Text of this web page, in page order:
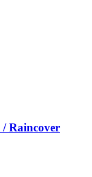
/ Raincover